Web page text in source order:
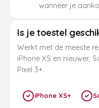
wanneer je
Is je toestel
Werkt met de meeste
iPhone XS en nieuwer,
Pixel 3+.
iPhone XS+